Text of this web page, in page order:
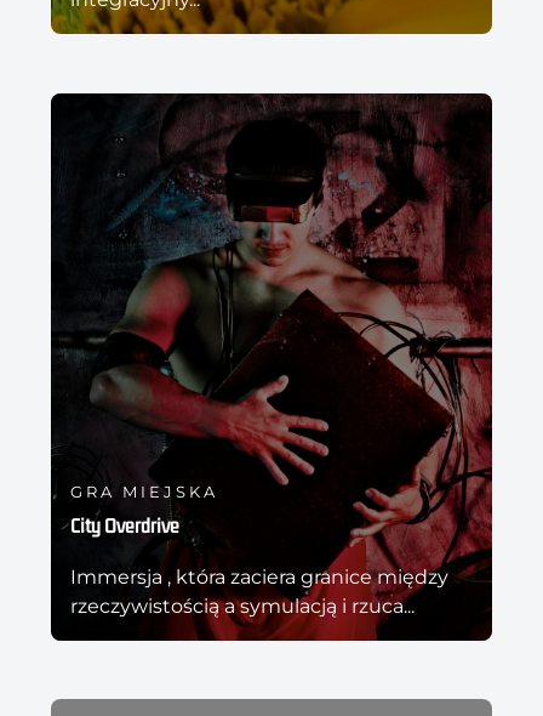
GRA MIEJSKA
City Overdrive
Immersja , która zaciera granice między
rzeczywistością a symulacją i rzuca...